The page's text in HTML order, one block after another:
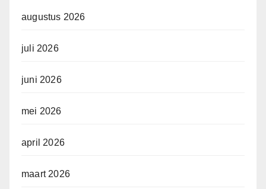
augustus 2026
juli 2026
juni 2026
mei 2026
april 2026
maart 2026